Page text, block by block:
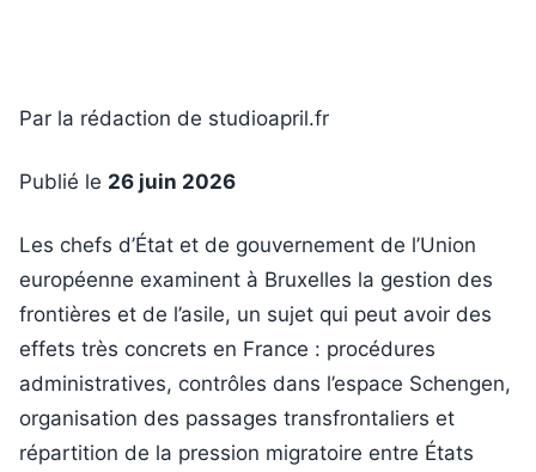
Par la rédaction de studioapril.fr
Publié le 26 juin 2026
Les chefs d’État et de gouvernement de l’Union
européenne examinent à Bruxelles la gestion des
frontières et de l’asile, un sujet qui peut avoir des
effets très concrets en France : procédures
administratives, contrôles dans l’espace Schengen,
organisation des passages transfrontaliers et
répartition de la pression migratoire entre États